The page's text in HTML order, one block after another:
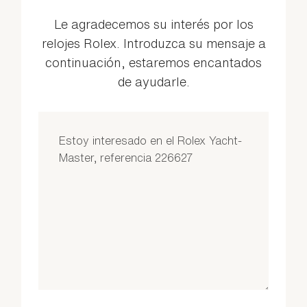
Le agradecemos su interés por los
relojes Rolex. Introduzca su mensaje a
continuación, estaremos encantados
de ayudarle.